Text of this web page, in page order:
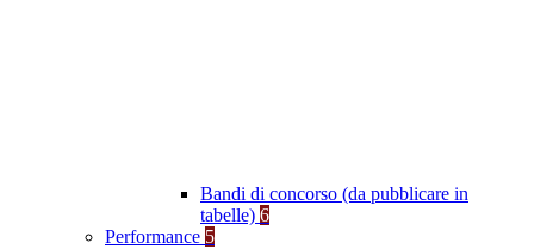
Bandi di concorso (da pubblicare in
tabelle) 6
Performance 5